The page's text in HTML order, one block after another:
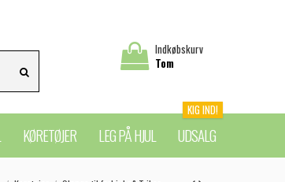
Indkøbskurv
Tom
KØRETØJER LEG PÅ HJUL UDSALG
KIG IND!